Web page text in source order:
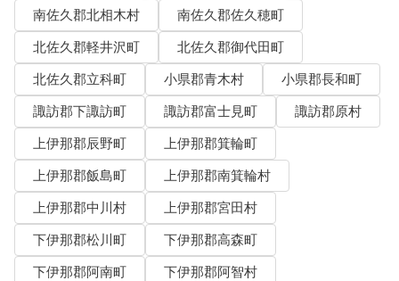
南佐久郡北相木村
南佐久郡佐久穂町
北佐久郡軽井沢町
北佐久郡御代田町
北佐久郡立科町
小県郡青木村
小県郡長和町
諏訪郡下諏訪町
諏訪郡富士見町
諏訪郡原村
上伊那郡辰野町
上伊那郡箕輪町
上伊那郡飯島町
上伊那郡南箕輪村
上伊那郡中川村
上伊那郡宮田村
下伊那郡松川町
下伊那郡高森町
下伊那郡阿南町
下伊那郡阿智村